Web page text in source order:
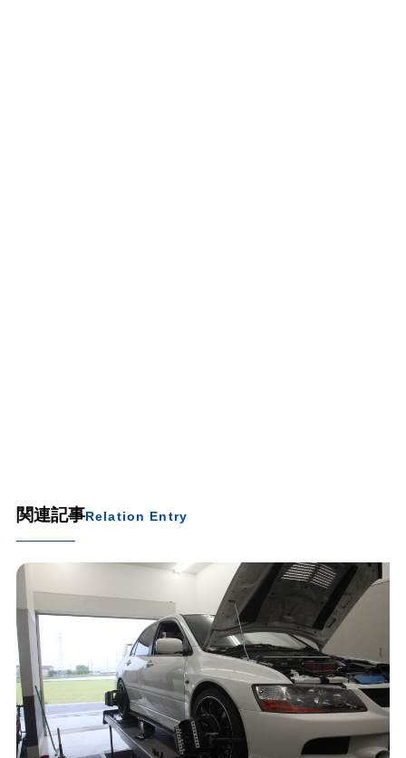
関連記事Relation Entry